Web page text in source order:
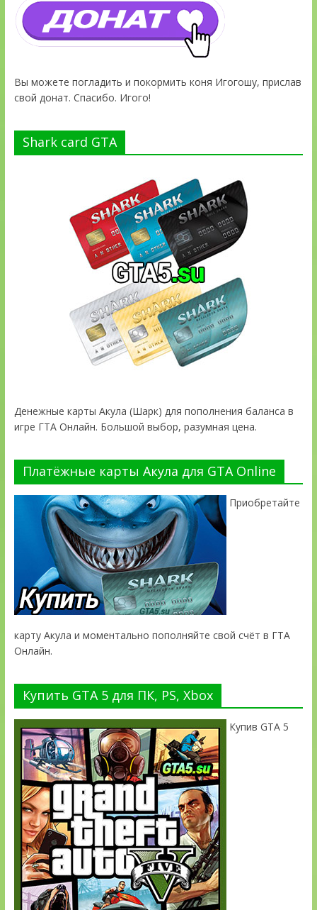
Вы можете погладить и покормить коня Игогошу, прислав
свой донат. Спасибо. Игого!
Shark card GTA
Денежные карты Акула (Шарк) для пополнения баланса в
игре ГТА Онлайн. Большой выбор, разумная цена.
Платёжные карты Акула для GTA Online
Приобретайте
карту Акула и моментально пополняйте свой счёт в ГТА
Онлайн.
Купить GTA 5 для ПК, PS, Xbox
Купив GTA 5